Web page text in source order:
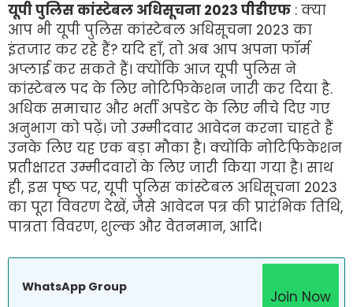
यूपी पुलिस कांस्टेबल अधिसूचना 2023 पीडीएफ : क्या
आप भी यूपी पुलिस कांस्टेबल अधिसूचना 2023 का
इंतजार कर रहे हैं? यदि हाँ, तो अब आप अपना फॉर्म
अप्लाई कर सकते हैं। क्योंकि आज यूपी पुलिस ने
कांस्टेबल पद के लिए नोटिफिकेशन जारी कर दिया है.
अधिक समाचार और भर्ती अपडेट के लिए नीचे दिए गए
अनुभाग को पढ़ें। जो उम्मीदवार आवेदन करना चाहते हैं
उनके लिए यह एक बड़ा मौका है। क्योंकि नोटिफिकेशन
प्रतीक्षारत उम्मीदवारों के लिए जारी किया गया है। साथ
ही, इस पृष्ठ पर, यूपी पुलिस कांस्टेबल अधिसूचना 2023
का पूरा विवरण देखें, जैसे आवेदन पत्र की प्रारंभिक तिथि,
पात्रता विवरण, शुल्क और वेतनमान, आदि।
WhatsApp Group
Join Now